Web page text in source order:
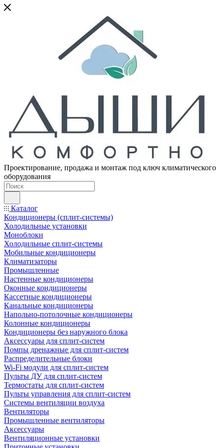
Проектирование, продажа и монтаж под ключ климатического
оборудования
Каталог
Кондиционеры (сплит-системы)
Холодильные установки
Моноблоки
Холодильные сплит-системы
Мобильные кондиционеры
Климатизаторы
Промышленные
Настенные кондиционеры
Оконные кондиционеры
Кассетные кондиционеры
Канальные кондиционеры
Напольно-потолочные кондиционеры
Колонные кондиционеры
Кондиционеры без наружного блока
Аксессуары для сплит-систем
Помпы дренажные для сплит-систем
Распределительные блоки
Wi-Fi модули для сплит-систем
Пульты ДУ для сплит-систем
Термостаты для сплит-систем
Пульты управления для сплит-систем
Системы вентиляции воздуха
Вентиляторы
Промышленные вентиляторы
Аксессуары
Вентиляционные установки